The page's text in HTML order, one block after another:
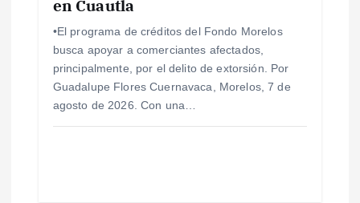
en Cuautla
•El programa de créditos del Fondo Morelos
busca apoyar a comerciantes afectados,
principalmente, por el delito de extorsión. Por
Guadalupe Flores Cuernavaca, Morelos, 7 de
agosto de 2026. Con una…